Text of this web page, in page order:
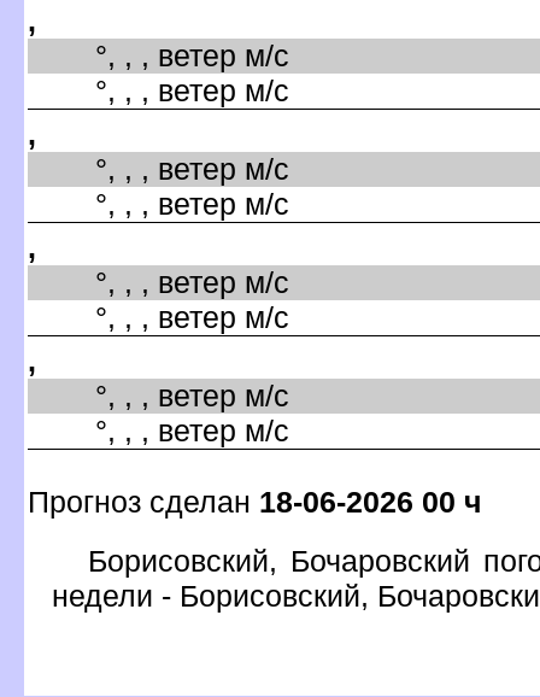
,
°, , , ветер м/с
°, , , ветер м/с
,
°, , , ветер м/с
°, , , ветер м/с
,
°, , , ветер м/с
°, , , ветер м/с
,
°, , , ветер м/с
°, , , ветер м/с
Прогноз сделан 18-06-2026 00 ч
Борисовский, Бочаровский
недели - Борисовский,